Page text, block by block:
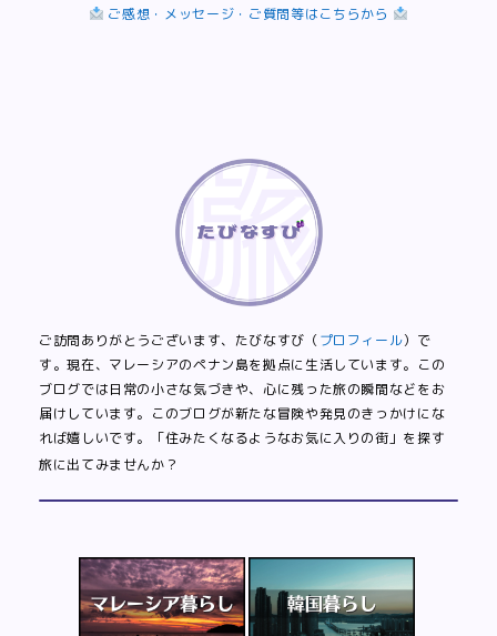
ご感想・メッセージ・ご質問等はこちらから
ご訪問ありがとうございます、たびなすび（プロフィール）で
す。現在、マレーシアのペナン島を拠点に生活しています。この
ブログでは日常の小さな気づきや、心に残った旅の瞬間などをお
届けしています。このブログが新たな冒険や発見のきっかけにな
れば嬉しいです。「住みたくなるようなお気に入りの街」を探す
旅に出てみませんか？